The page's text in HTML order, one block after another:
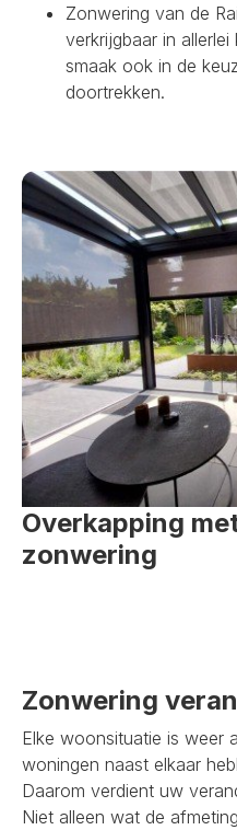
Zonwering van de
verkrijgbaar in
smaak ook in de
doortrekken.
Overkapping
zonwering
Zonwering
Elke woonsituatie is weer
woningen naast elkaar
Daarom verdient uw
Niet alleen wat de